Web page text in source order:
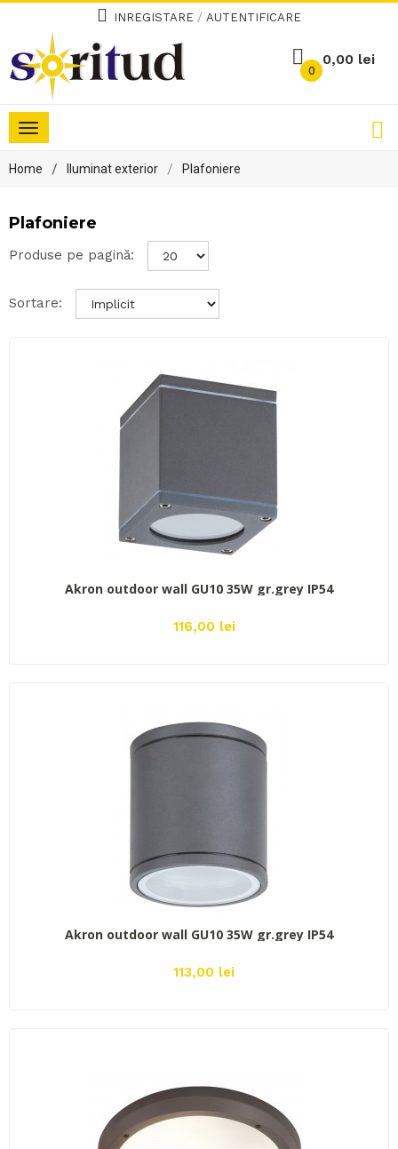
INREGISTARE / AUTENTIFICARE
0
0,00 lei
Toggle
navigation
Home Iluminat exterior Plafoniere
Plafoniere
Produse pe pagină:
Sortare:
Akron outdoor wall GU10 35W gr.grey IP54
116,00 lei
Akron outdoor wall GU10 35W gr.grey IP54
113,00 lei